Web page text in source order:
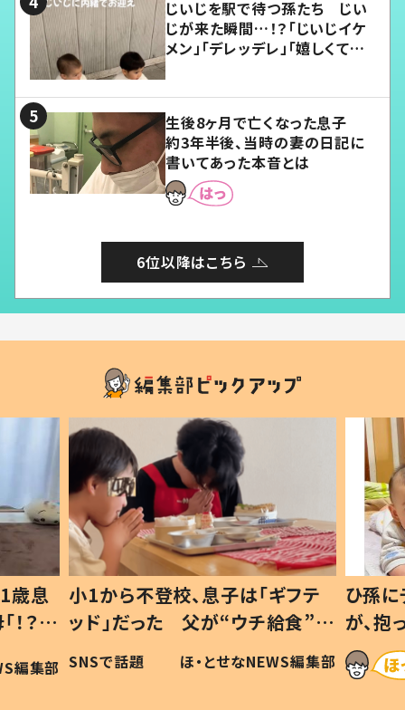
じいじを駅で待つ孫たち じい
じが来た瞬間…！？「じいじイケ
メン」「デレッデレ」「嬉しくて可
生後8ヶ月で亡くなった息子
約3年半後、当時の妻の日記に
書いてあった本音とは
6位以降はこちら
歳息
？」
編集部
小1から不登校、息子は「ギフテ
ッド」だった 父が“ウチ給食”を
作り続ける理由とは #令和の親
#令和の子
SNSで話題 ほ・とせなNEWS編集部
ひ孫
が、
「涙が
い」